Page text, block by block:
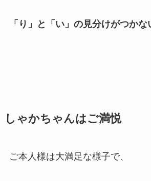
「り」と「い」の見分けがつかな
しゃかちゃんはご満悦
ご本人様は大満足な様子で、